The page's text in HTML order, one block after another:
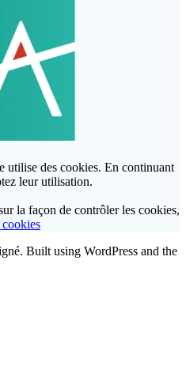
utilise des cookies. En continuant
leur utilisation.
la façon de contrôler les cookies,
Built using WordPress and the